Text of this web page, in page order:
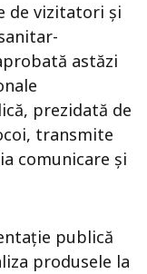
de vizitatori și
astăzi
prezidată de
transmite
comunicare și
publică
produsele la